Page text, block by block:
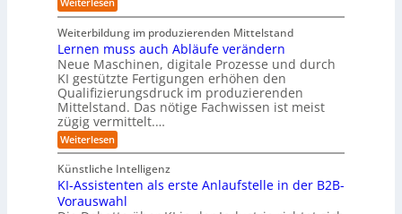
e
H
e
r
s
t
e
l
r
n
t
e
i
d
e
r
I
n
d
u
s
t
r
i
e
e
o
w
a
c
h
s
e
n
d
e
R
a
n
s
o
r
i
e
r
o
b
o
t
e
r
g
f
ü
r
a
t
o
r
t
e
E
n
e
h
r
l
i
c
h
e
r
u
n
d
Weiterbildung im produzierenden Mittelstand
Lernen muss auch Abläufe verändern
Neue Maschinen, digitale Prozesse und durch
KI gestützte Fertigungen erhöhen den
Qualifizierungsdruck im produzierenden
Mittelstand. Das nötige Fachwissen ist meist
zügig vermittelt.…
Weiterlesen:
L
e
r
n
e
Künstliche Intelligenz
KI-Assistenten als erste Anlaufstelle in der B2B-
Vorauswahl